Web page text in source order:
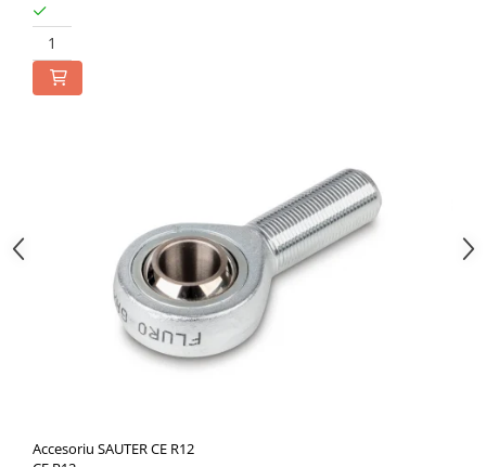
Accesoriu SAUTER CE R12